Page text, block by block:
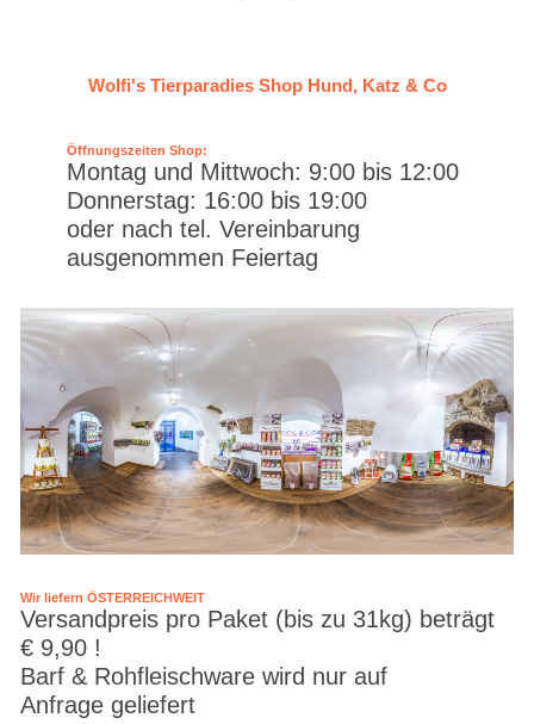
Wolfi's Tierparadies Shop Hund, Katz & Co
Öffnungszeiten Shop:
Montag und Mittwoch: 9:00 bis 12:00
Donnerstag: 16:00 bis 19:00
oder nach tel. Vereinbarung
ausgenommen Feiertag
Wir liefern ÖSTERREICHWEIT
Versandpreis pro Paket (bis zu 31kg) beträgt
€ 9,90 !
Barf & Rohfleischware wird nur auf
Anfrage geliefert